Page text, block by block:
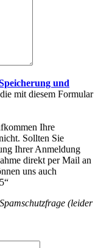
und
mit diesem Formular
Ihre
Sollten Sie
Ihrer Anmeldung
direkt per Mail an
uns auch
(leider